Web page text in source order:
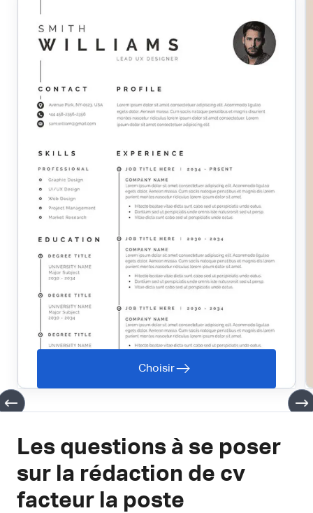
Choisir
Les questions à se poser
sur la rédaction de cv
facteur la poste